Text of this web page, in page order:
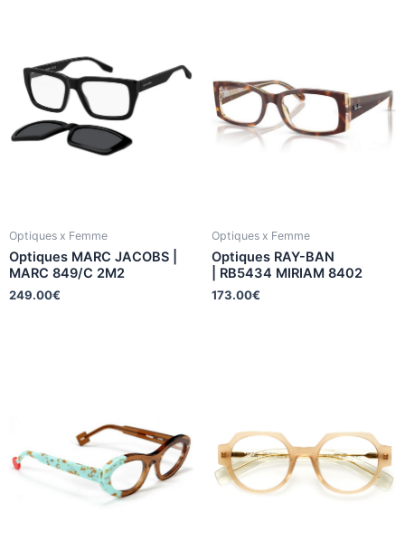
Optiques x Femme
Optiques MARC JACOBS |
MARC 849/C 2M2
249.00€
Optiques x Femme
Optiques RAY-BAN
| RB5434 MIRIAM 8402
173.00€